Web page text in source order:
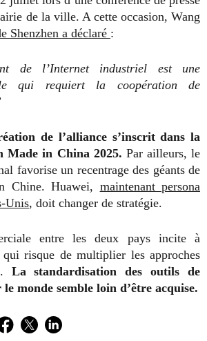
de la ville. A cette occasion, Wang
Shenzhen a déclaré :
de l’Internet industriel est une
qui requiert la coopération de
de l’alliance s’inscrit dans la
Made in China 2025. Par ailleurs, le
favorise un recentrage des géants de
Chine. Huawei, maintenant persona
Unis, doit changer de stratégie.
entre les deux pays incite à
risque de multiplier les approches
La standardisation des outils de
monde semble loin d’être acquise.
Facebook
TwitterLinkedIn